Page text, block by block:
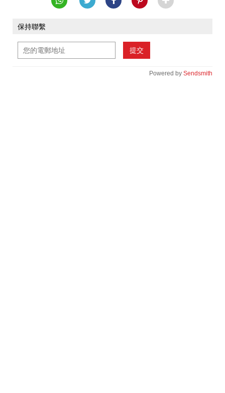
保持聯繫
提交
Powered by Sendsmith